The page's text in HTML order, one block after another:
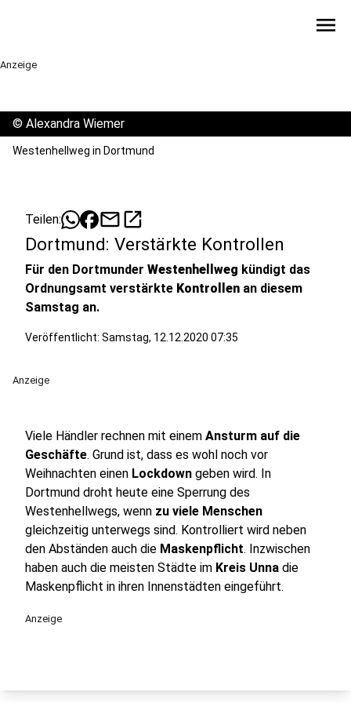
menu
Anzeige
© Alexandra Wiemer
Westenhellweg in Dortmund
Teilen: mailopen_in_new
Dortmund: Verstärkte Kontrollen
Für den Dortmunder Westenhellweg kündigt das
Ordnungsamt verstärkte Kontrollen an diesem
Samstag an.
Veröffentlicht: Samstag, 12.12.2020 07:35
Anzeige
Viele Händler rechnen mit einem Ansturm auf die
Geschäfte. Grund ist, dass es wohl noch vor
Weihnachten einen Lockdown geben wird. In
Dortmund droht heute eine Sperrung des
Westenhellwegs, wenn zu viele Menschen
gleichzeitig unterwegs sind. Kontrolliert wird neben
den Abständen auch die Maskenpflicht. Inzwischen
haben auch die meisten Städte im Kreis Unna die
Maskenpflicht in ihren Innenstädten eingeführt.
Anzeige